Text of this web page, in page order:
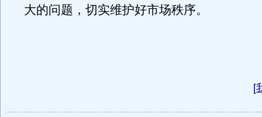
大的问题，切实维护好市场秩序。
[